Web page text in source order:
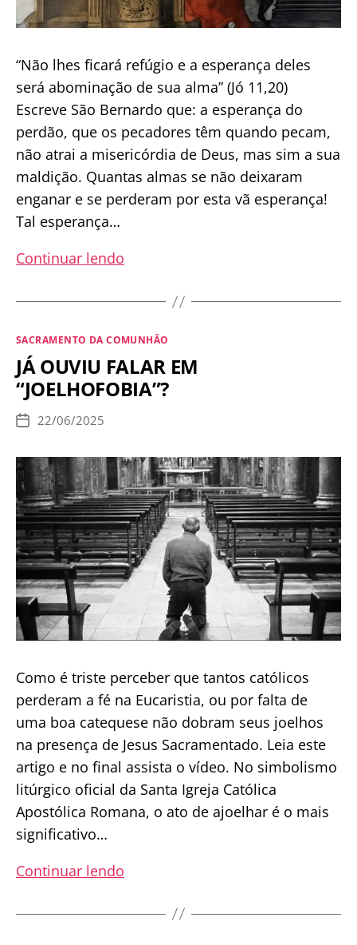
“Não lhes ficará refúgio e a esperança deles
será abominação de sua alma” (Jó 11,20)
Escreve São Bernardo que: a esperança do
perdão, que os pecadores têm quando pecam,
não atrai a misericórdia de Deus, mas sim a sua
maldição. Quantas almas se não deixaram
enganar e se perderam por esta vã esperança!
Tal esperança…
Continuar lendo
quem
contando
com
o
Categorias
SACRAMENTO DA COMUNHÃO
JÁ OUVIU FALAR EM
“JOELHOFOBIA”?
Data
publicação
22/06/2025
Como é triste perceber que tantos católicos
perderam a fé na Eucaristia, ou por falta de
uma boa catequese não dobram seus joelhos
na presença de Jesus Sacramentado. Leia este
artigo e no final assista o vídeo. No simbolismo
litúrgico oficial da Santa Igreja Católica
Apostólica Romana, o ato de ajoelhar é o mais
significativo…
Continuar lendo
FALAR